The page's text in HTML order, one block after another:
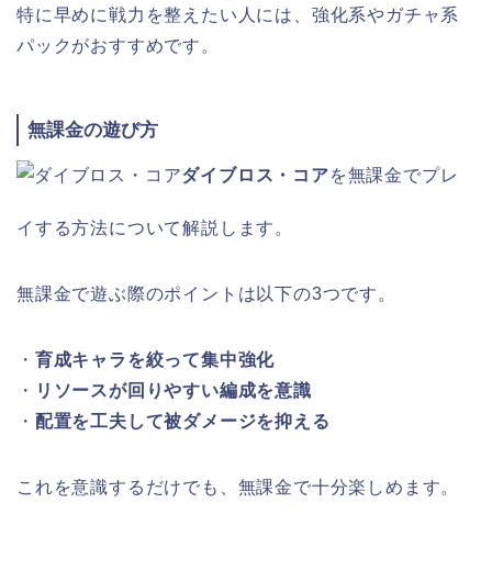
特に早めに戦力を整えたい人には、強化系やガチャ系
パックがおすすめです。
無課金の遊び方
ダイブロス・コアを無課金でプレ
イする方法について解説します。
無課金で遊ぶ際のポイントは以下の3つです。
・ 育成キャラを絞って集中強化
・ リソースが回りやすい編成を意識
・ 配置を工夫して被ダメージを抑える
これを意識するだけでも、無課金で十分楽しめます。